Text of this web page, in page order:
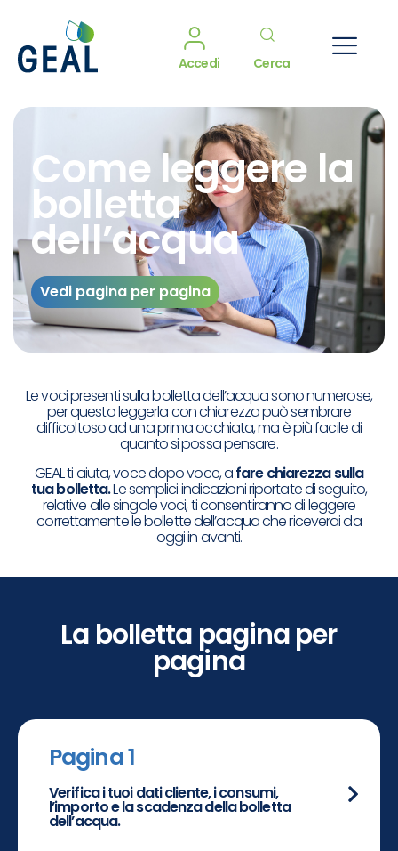
Accedi Cerca
Come leggere la
bolletta
dell’acqua
Vedi pagina per pagina
Le voci presenti sulla bolletta dell’acqua sono numerose,
per questo leggerla con chiarezza può sembrare
difficoltoso ad una prima occhiata, ma è più facile di
quanto si possa pensare.
GEAL ti aiuta, voce dopo voce, afare chiarezza sulla
tua bolletta.Le semplici indicazioni riportate di seguito,
relative alle singole voci, ti consentiranno di leggere
correttamente le bollette dell’acqua che riceverai da
oggi in avanti.
La bolletta pagina per
pagina
Pagina 1
Verifica i tuoi dati cliente, i consumi,
l’importo e la scadenza della bolletta
dell’acqua.